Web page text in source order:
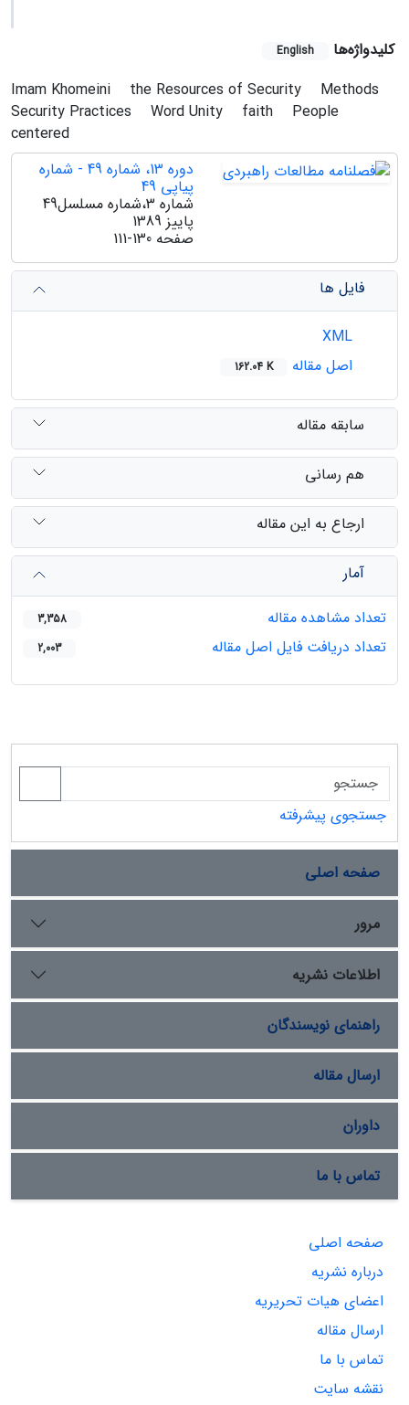
کلیدواژه‌ها English
Imam Khomeini the Resources of Security
Methods
Security Practices
Word Unity faith
People
centered
دوره 13، شماره 49 - شماره
پیاپی 49
شماره 3،شماره مسلسل49
پاییز 1389
صفحه 111-130
فایل ها
اصل مقاله
162.04 K
سابقه مقاله
هم رسانی
ارجاع به این مقاله
آمار
تعداد مشاهده مقاله
3,358
تعداد دریافت فایل اصل مقاله 2,003
جستجوی پیشرفته
صفحه اصلی
مرور
اطلاعات نشریه
راهنمای نویسندگان
ارسال مقاله
داوران
تماس با ما
صفحه اصلی
درباره نشریه
اعضای هیات تحریریه
ارسال مقاله
تماس با ما
نقشه سایت